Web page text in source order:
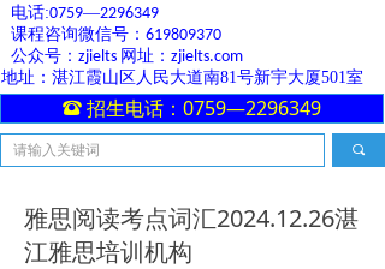
끠
뀰 招生电话：0759—2296349
电话:0759—2296349
课程咨询微信号： 619809370
公众号： zjielts 网址： zjielts.com
地址：湛江霞山区人民大道南81号新宇大厦501室
雅思阅读考点词汇2024.12.26湛
江雅思培训机构